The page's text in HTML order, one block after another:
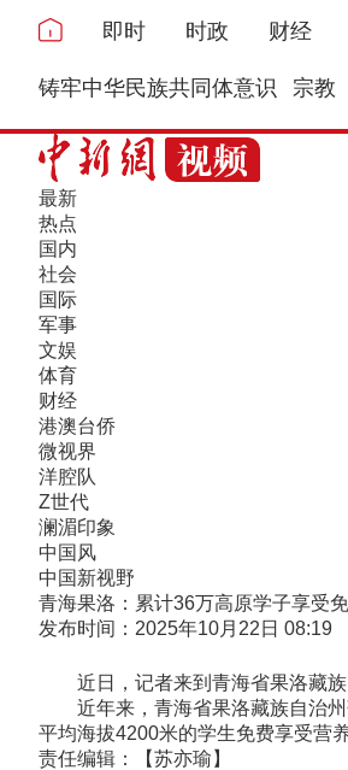
即时 时政 财经
铸牢中华民族共同体意识 宗教
最新
热点
国内
社会
国际
军事
文娱
体育
财经
港澳台侨
微视界
洋腔队
Z世代
澜湄印象
中国风
中国新视野
青海果洛：累计36万高原学子享受
发布时间：2025年10月22日
近日，记者来到青海省果洛藏族
近年来，青海省果洛藏族自治州
平均海拔4200米的学生免费享受营
责任编辑：【苏亦瑜】